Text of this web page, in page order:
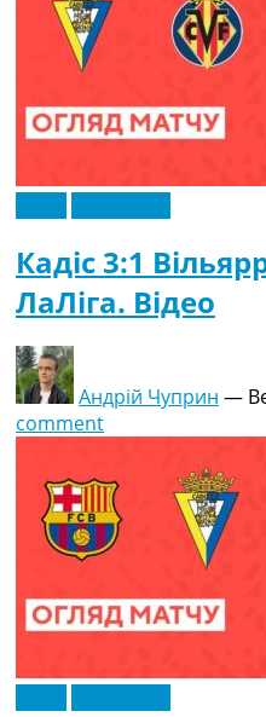
Кадіс 3:1
ЛаЛіга. Відео
Андрій Чуприн —
comment